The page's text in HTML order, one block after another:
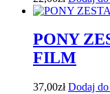
PONY
FILM
37,00zł Dodaj